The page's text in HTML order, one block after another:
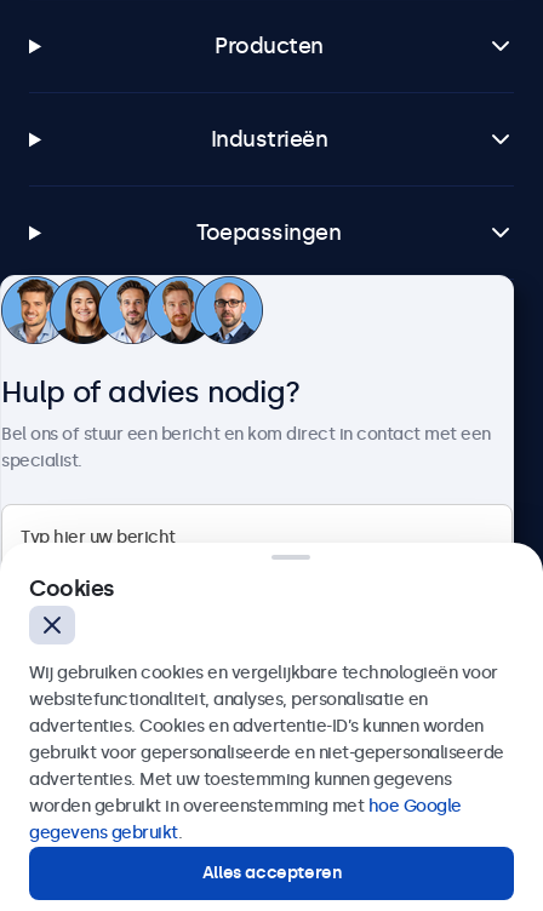
Producten
Industrieën
Toepassingen
Klantenservice
4.8/5 door 5000+ bedrijven
Nederlands
Hulp of advies nodig?
Bel ons of stuur een bericht en kom direct in contact met een
specialist.
Verzenden
Of bel ons op
Hulp of advies nodig?
Direct contact met een specialist.
Cookies
Wij gebruiken cookies en vergelijkbare technologieën voor
websitefunctionaliteit, analyses, personalisatie en
advertenties. Cookies en advertentie-ID’s kunnen worden
gebruikt voor gepersonaliseerde en niet-gepersonaliseerde
advertenties. Met uw toestemming kunnen gegevens
worden gebruikt in overeenstemming met hoe Google
gegevens gebruikt.
Alles accepteren